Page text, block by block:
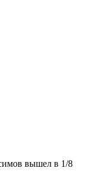
вышел в 1/8